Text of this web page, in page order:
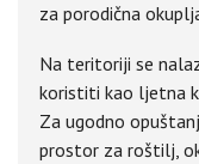
za porodična
Na teritoriji se
koristiti kao ljetna
Za ugodno
prostor za roštilj,